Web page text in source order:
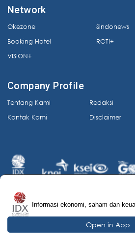
Network
Okezone
Booking Hotel
VISION+
Sindonews
RCTI+
Company Profile
Tentang Kami
Kontak Kami
Redaksi
Disclaimer
© 2026 IDX Channel. All
Informasi ekonomi, saham dan
Open in App